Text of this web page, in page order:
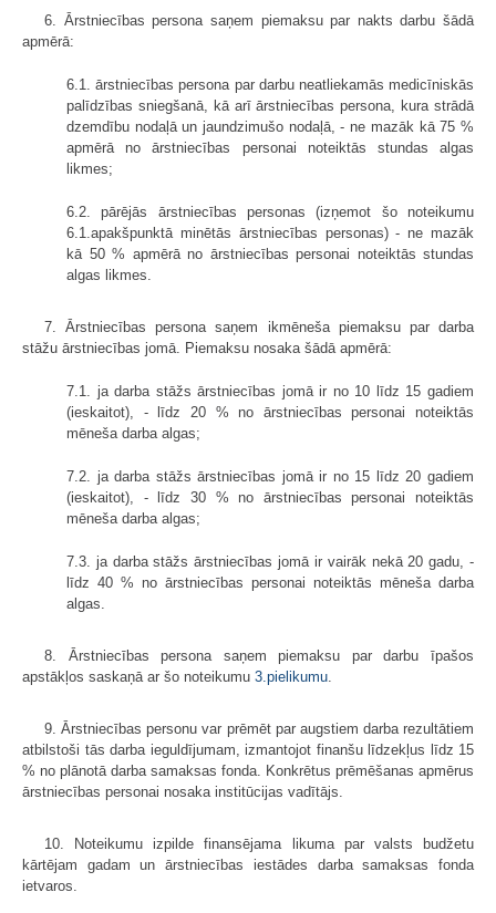
6. Ārstniecības persona saņem piemaksu par nakts darbu šādā
apmērā:
6.1. ārstniecības persona par darbu neatliekamās medicīniskās
palīdzības sniegšanā, kā arī ārstniecības persona, kura strādā
dzemdību nodaļā un jaundzimušo nodaļā, - ne mazāk kā 75 %
apmērā no ārstniecības personai noteiktās stundas algas
likmes;
6.2. pārējās ārstniecības personas (izņemot šo noteikumu
6.1.apakšpunktā minētās ārstniecības personas) - ne mazāk
kā 50 % apmērā no ārstniecības personai noteiktās stundas
algas likmes.
7. Ārstniecības persona saņem ikmēneša piemaksu par darba
stāžu ārstniecības jomā. Piemaksu nosaka šādā apmērā:
7.1. ja darba stāžs ārstniecības jomā ir no 10 līdz 15 gadiem
(ieskaitot), - līdz 20 % no ārstniecības personai noteiktās
mēneša darba algas;
7.2. ja darba stāžs ārstniecības jomā ir no 15 līdz 20 gadiem
(ieskaitot), - līdz 30 % no ārstniecības personai noteiktās
mēneša darba algas;
7.3. ja darba stāžs ārstniecības jomā ir vairāk nekā 20 gadu, -
līdz 40 % no ārstniecības personai noteiktās mēneša darba
algas.
8. Ārstniecības persona saņem piemaksu par darbu īpašos
apstākļos saskaņā ar šo noteikumu 3.pielikumu
9. Ārstniecības personu var prēmēt par augstiem darba rezultātiem
atbilstoši tās darba ieguldījumam, izmantojot finanšu līdzekļus līdz 15
% no plānotā darba samaksas fonda. Konkrētus prēmēšanas apmērus
ārstniecības personai nosaka institūcijas vadītājs.
10. Noteikumu izpilde finansējama likuma par valsts budžetu
kārtējam gadam un ārstniecības iestādes darba samaksas fonda
ietvaros.